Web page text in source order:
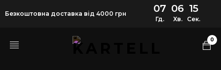
Безкоштовна доставка від 4000 грн 07
Гд.
06
Хв.
15
Сек.
0